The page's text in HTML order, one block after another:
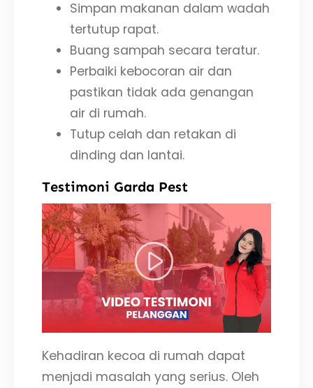
Simpan makanan dalam wadah
tertutup rapat.
Buang sampah secara teratur.
Perbaiki kebocoran air dan
pastikan tidak ada genangan
air di rumah.
Tutup celah dan retakan di
dinding dan lantai.
Testimoni Garda Pest
Kehadiran kecoa di rumah dapat
menjadi masalah yang serius. Oleh